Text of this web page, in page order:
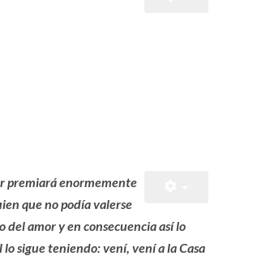
premiará enormemente
que no podía valerse
amor y en consecuencia así lo
sigue teniendo: vení, vení a la Casa